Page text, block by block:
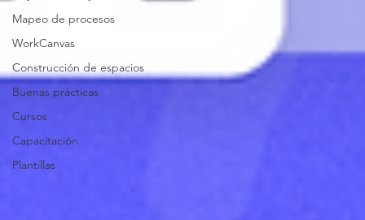
Mapeo de procesos
WorkCanvas
Construcción de espacios
Buenas prácticas
Cursos
Capacitación
Plantillas